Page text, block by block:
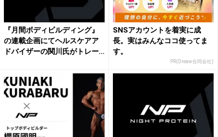
『月間ボディビルディング』
の連載企画にてヘルスケアア
ドバイザーの関川氏がトレー
SNSアカウントを着実に成
長。実はみんなココ使ってま
す。
PR(Dreaw合同会社)